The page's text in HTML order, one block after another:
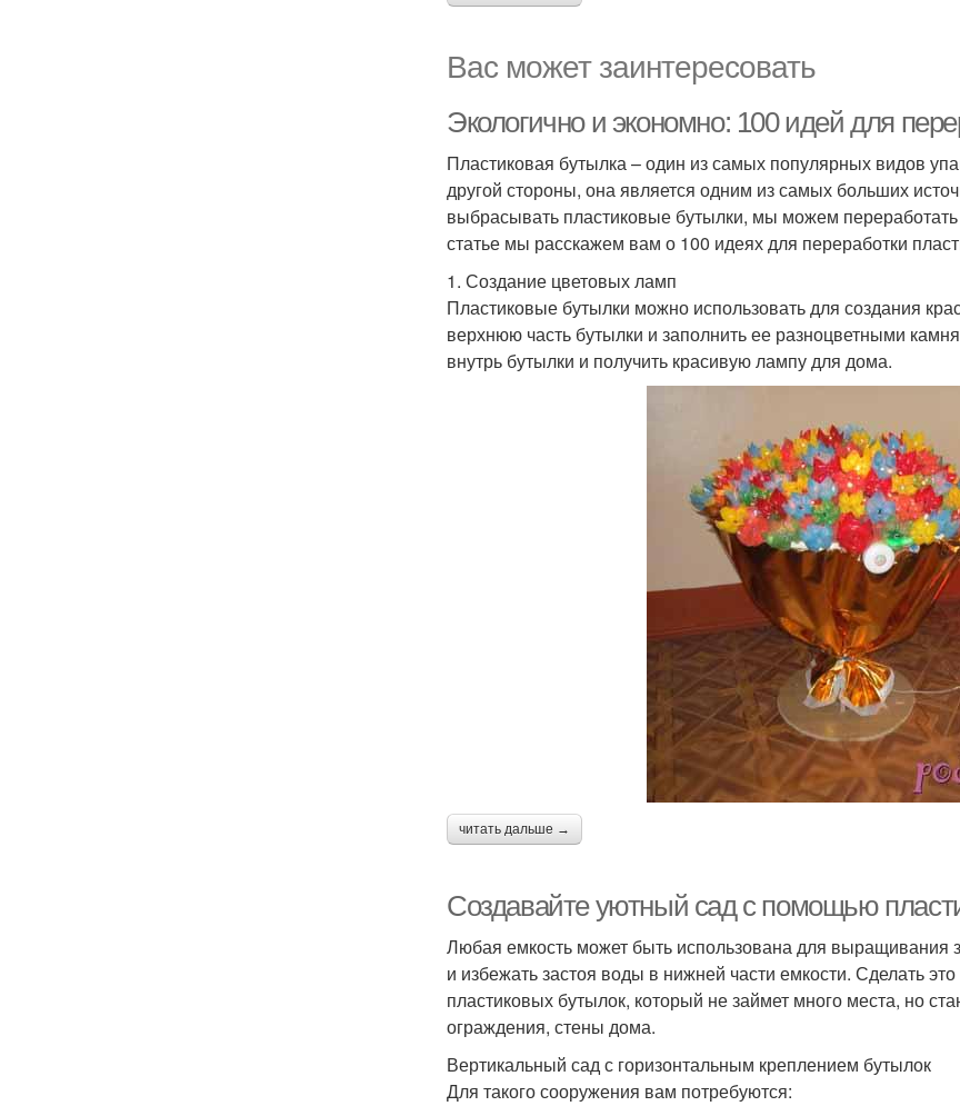
Вас может заинтересовать
Экологично и экономно: 100 идей для
Пластиковая бутылка – один из самых популярных видов
другой стороны, она является одним из самых больших
выбрасывать пластиковые бутылки, мы можем
статье мы расскажем вам о 100 идеях для переработки
1. Создание цветовых ламп
Пластиковые бутылки можно использовать для создания
верхнюю часть бутылки и заполнить ее разноцветными
внутрь бутылки и получить красивую лампу для дома.
читать дальше →
Создавайте уютный сад с помощью
Любая емкость может быть использована для выращивания
и избежать застоя воды в нижней части емкости. Сделать
пластиковых бутылок, который не займет много места, но
ограждения, стены дома.
Вертикальный сад с горизонтальным креплением бутылок
Для такого сооружения вам потребуются: